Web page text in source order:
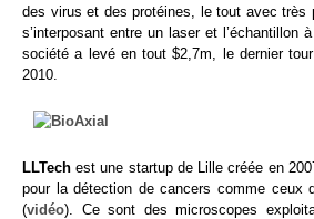
des virus et des protéines, le tout avec très
s’interposant entre un laser et
société a levé en tout $2,7m, le dernier
2010.
LLTech est une startup de Lille créée en
pour la détection de cancers comme ceux
(vidéo). Ce sont des microscopes